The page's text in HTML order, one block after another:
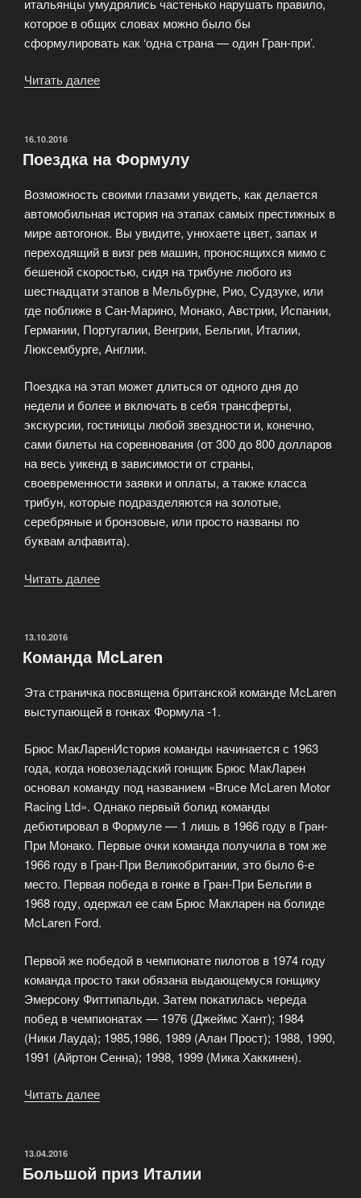
итальянцы умудрялись частенько нарушать правило,
которое в общих словах можно было бы
сформулировать как ‘одна страна — один Гран-при’.
Читать далее
ОПУБЛИКОВАНО
16.10.2016
Поездка на Формулу
Возможность своими глазами увидеть, как делается
автомобильная история на этапах самых престижных в
мире автогонок. Вы увидите, унюхаете цвет, запах и
переходящий в визг рев машин, проносящихся мимо с
бешеной скоростью, сидя на трибуне любого из
шестнадцати этапов в Мельбурне, Рио, Судзуке, или
где поближе в Сан-Марино, Монако, Австрии, Испании,
Германии, Португалии, Венгрии, Бельгии, Италии,
Люксембурге, Англии.
Поездка на этап может длиться от одного дня до
недели и более и включать в себя трансферты,
экскурсии, гостиницы любой звездности и, конечно,
сами билеты на соревнования (от 300 до 800 долларов
на весь уикенд в зависимости от страны,
своевременности заявки и оплаты, а также класса
трибун, которые подразделяются на золотые,
серебряные и бронзовые, или просто названы по
буквам алфавита).
Читать далее
ОПУБЛИКОВАНО
13.10.2016
Команда McLaren
Эта страничка посвящена британской команде McLaren
выступающей в гонках Формула -1.
Брюс МакЛаренИстория команды начинается с 1963
года, когда новозеладский гонщик Брюс МакЛарен
основал команду под названием «Bruce McLaren Motor
Racing Ltd». Однако первый болид команды
дебютировал в Формуле — 1 лишь в 1966 году в Гран-
При Монако. Первые очки команда получила в том же
1966 году в Гран-При Великобритании, это было 6-е
место. Первая победа в гонке в Гран-При Бельгии в
1968 году, одержал ее сам Брюс Макларен на болиде
McLaren Ford.
Первой же победой в чемпионате пилотов в 1974 году
команда просто таки обязана выдающемуся гонщику
Эмерсону Фиттипальди. Затем покатилась череда
побед в чемпионатах — 1976 (Джеймс Хант); 1984
(Ники Лауда); 1985,1986, 1989 (Алан Прост); 1988, 1990,
1991 (Айртон Сенна); 1998, 1999 (Мика Хаккинен).
Читать далее
ОПУБЛИКОВАНО
13.04.2016
Большой приз Италии